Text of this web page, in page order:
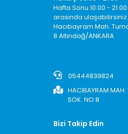
Hafta Sonu 10:00 -
arasında ulaşabilirsiniz.
Hacıbayram Mah.
8 Altındağ/ANKARA
05444839824
HACIBAYRAM MAH.
SOK. NO:8
Bizi Takip Edin